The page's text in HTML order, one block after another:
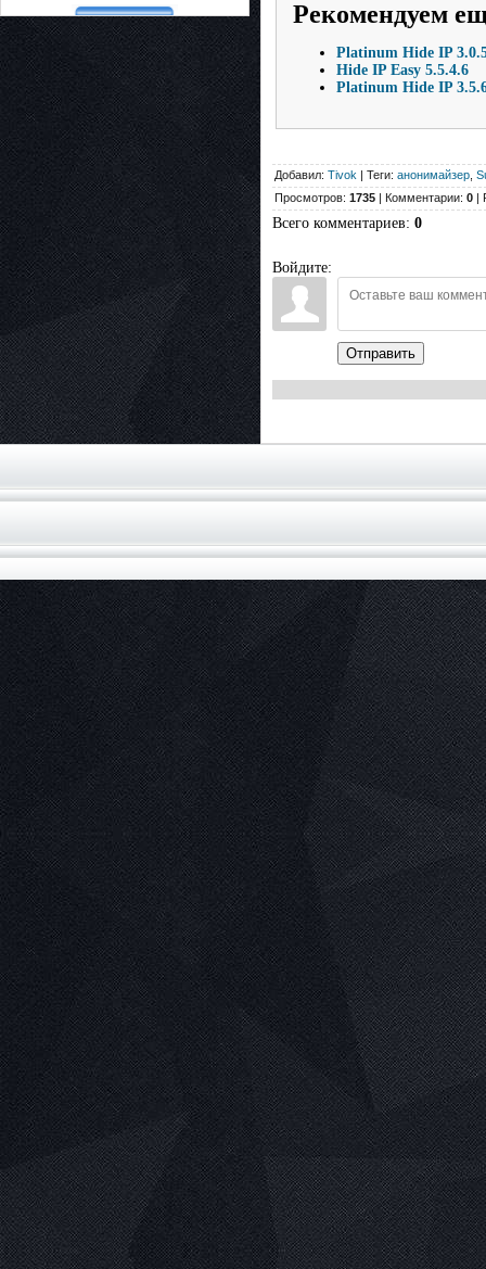
Рекомендуем
Platinum Hide IP
Hide IP Easy 5.5.4.6
Platinum Hide IP
Добавил: Tivok | Теги: анонимайзер
Просмотров: 1735 | Комментарии: 0 |
Всего комментариев: 0
Войдите:
Отправить